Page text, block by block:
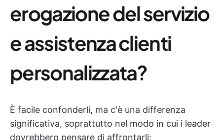
erogazione del servizio
e assistenza clienti
personalizzata?
È facile confonderli, ma c'è una differenza
significativa, soprattutto nel modo in cui i leader
dovrebbero pensare di affrontarli: